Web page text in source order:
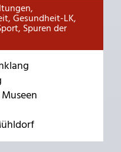
Gesundheit-LK,
Spuren der